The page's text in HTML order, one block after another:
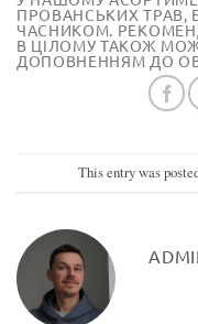
ПРОВАНСЬКИХ ТРАВ,
ЧАСНИКОМ.
В ЦІЛОМУ ТАКОЖ
ДОПОВНЕННЯМ ДО
This entry was